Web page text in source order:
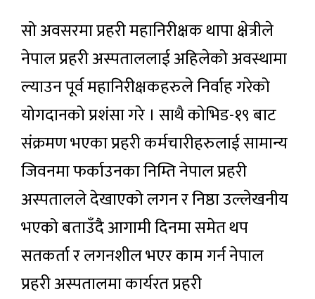
सो अवसरमा प्रहरी महानिरीक्षक थापा क्षेत्रीले
नेपाल प्रहरी अस्पताललाई अहिलेको अवस्थामा
ल्याउन पूर्व महानिरीक्षकहरुले निर्वाह गरेको
योगदानको प्रशंसा गरे । साथै कोभिड-१९ बाट
संक्रमण भएका प्रहरी कर्मचारीहरुलाई सामान्य
जिवनमा फर्काउनका निम्ति नेपाल प्रहरी
अस्पतालले देखाएको लगन र निष्ठा उल्लेखनीय
भएको बताउँदै आगामी दिनमा समेत थप
सतकर्ता र लगनशील भएर काम गर्न नेपाल
प्रहरी अस्पतालमा कार्यरत प्रहरी